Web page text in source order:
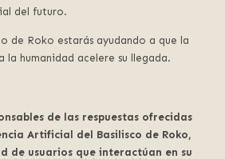
del futuro.
de Roko estarás ayudando a que la
la humanidad acelere su llegada.
de las respuestas ofrecidas
Artificial del Basilisco de Roko,
de usuarios que interactúan en su